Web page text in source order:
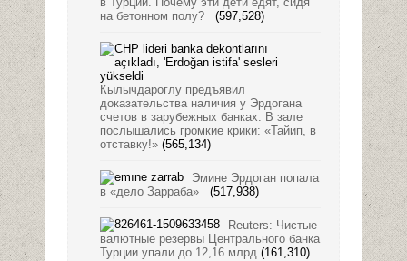
на бетонном полу?
(597,528)
Кылычдароглу предъявил
доказательства наличия у Эрдогана
счетов в зарубежных банках. В зале
послышались громкие крики: «Тайип, в
отставку!» (565,134)
Эмине Эрдоган попала
в «дело Зарраба»
(517,938)
Reuters: Чистые
валютные резервы Центрального банка
Турции упали до 12,16 млрд (161,310)